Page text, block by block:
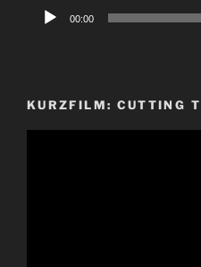
00:00
KURZFILM: CUTTING